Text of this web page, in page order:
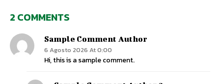
2 COMMENTS
Sample Comment Author
6 Agosto 2026 At 0:00
Hi, this is a sample comment.